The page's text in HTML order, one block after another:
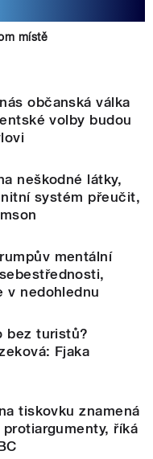
místě
občanská válka
volby budou
neškodné látky,
systém přeučit,
mentální
v nedohlednu
bez turistů?
Fjaka
tiskovku znamená
říká